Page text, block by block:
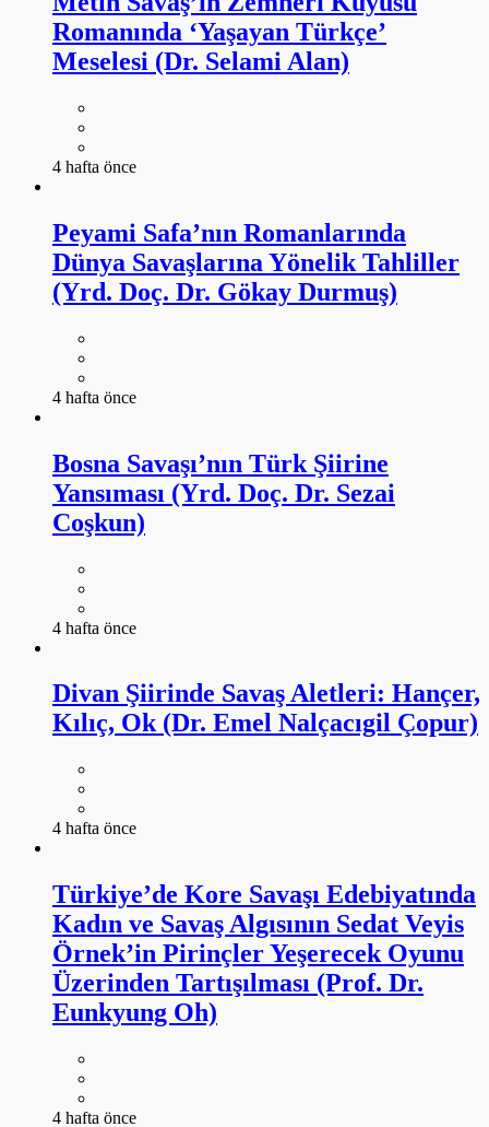
Romanında ‘Yaşayan Türkçe’
Meselesi (Dr. Selami Alan)
4 hafta önce
Peyami Safa’nın Romanlarında
Dünya Savaşlarına Yönelik Tahliller
(Yrd. Doç. Dr. Gökay Durmuş)
4 hafta önce
Bosna Savaşı’nın Türk Şiirine
Yansıması (Yrd. Doç. Dr. Sezai
Coşkun)
4 hafta önce
Divan Şiirinde Savaş Aletleri: Hançer,
Kılıç, Ok (Dr. Emel Nalçacıgil Çopur)
4 hafta önce
Türkiye’de Kore Savaşı Edebiyatında
Kadın ve Savaş Algısının Sedat Veyis
Örnek’in Pirinçler Yeşerecek Oyunu
Üzerinden Tartışılması (Prof. Dr.
Eunkyung Oh)
4 hafta önce